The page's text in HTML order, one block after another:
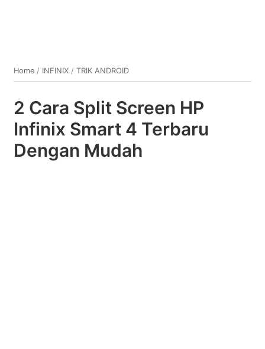
Home / INFINIX /TRIK ANDROID
2 Cara Split Screen HP
Infinix Smart 4 Terbaru
Dengan Mudah